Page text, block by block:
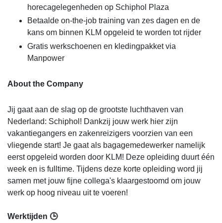
horecagelegenheden op Schiphol Plaza
Betaalde on-the-job training van zes dagen en de
kans om binnen KLM opgeleid te worden tot rijder
Gratis werkschoenen en kledingpakket via
Manpower
About the Company
Jij gaat aan de slag op de grootste luchthaven van
Nederland: Schiphol! Dankzij jouw werk hier zijn
vakantiegangers en zakenreizigers voorzien van een
vliegende start! Je gaat als bagagemedewerker namelijk
eerst opgeleid worden door KLM! Deze opleiding duurt één
week en is fulltime. Tijdens deze korte opleiding word jij
samen met jouw fijne collega's klaargestoomd om jouw
werk op hoog niveau uit te voeren!
Werktijden 🕒